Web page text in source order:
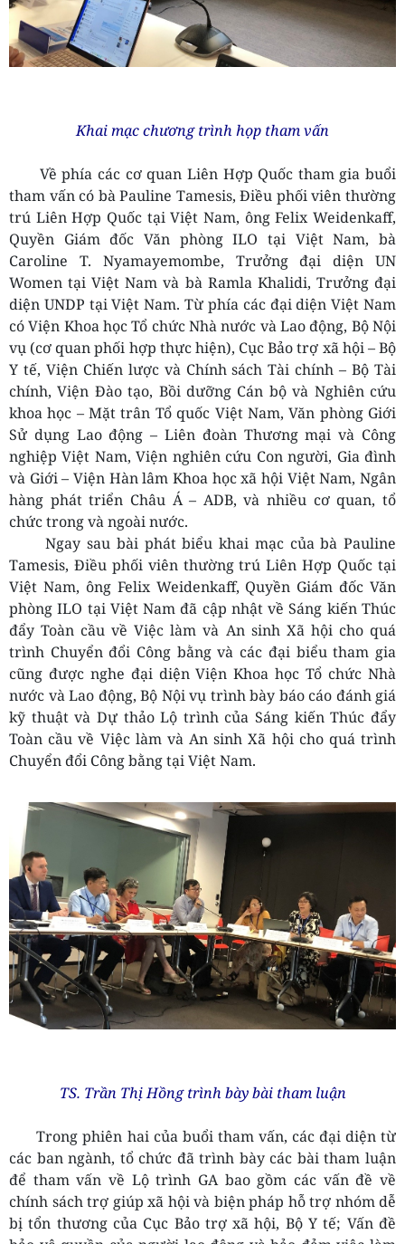
Khai mạc chương trình họp tham vấn
Về phía các cơ quan Liên Hợp Quốc tham gia buổi
tham vấn có bà Pauline Tamesis, Điều phối viên thường
trú Liên Hợp Quốc tại Việt Nam, ông Felix Weidenkaff,
Quyền Giám đốc Văn phòng ILO tại Việt Nam, bà
Caroline T. Nyamayemombe, Trưởng đại diện UN
Women tại Việt Nam và bà Ramla Khalidi, Trưởng đại
diện UNDP tại Việt Nam. Từ phía các đại diện Việt Nam
có Viện Khoa học Tổ chức Nhà nước và Lao động, Bộ Nội
vụ (cơ quan phối hợp thực hiện), Cục Bảo trợ xã hội – Bộ
Y tế, Viện Chiến lược và Chính sách Tài chính – Bộ Tài
chính, Viện Đào tạo, Bồi dưỡng Cán bộ và Nghiên cứu
khoa học – Mặt trân Tổ quốc Việt Nam, Văn phòng Giới
Sử dụng Lao động – Liên đoàn Thương mại và Công
nghiệp Việt Nam, Viện nghiên cứu Con người, Gia đình
và Giới – Viện Hàn lâm Khoa học xã hội Việt Nam, Ngân
hàng phát triển Châu Á – ADB, và nhiều cơ quan, tổ
chức trong và ngoài nước.
Ngay sau bài phát biểu khai mạc của bà Pauline
Tamesis, Điều phối viên thường trú Liên Hợp Quốc tại
Việt Nam, ông Felix Weidenkaff, Quyền Giám đốc Văn
phòng ILO tại Việt Nam đã cập nhật về Sáng kiến Thúc
đẩy Toàn cầu về Việc làm và An sinh Xã hội cho quá
trình Chuyển đổi Công bằng và các đại biểu tham gia
cũng được nghe đại diện Viện Khoa học Tổ chức Nhà
nước và Lao động, Bộ Nội vụ trình bày báo cáo đánh giá
kỹ thuật và Dự thảo Lộ trình của Sáng kiến Thúc đẩy
Toàn cầu về Việc làm và An sinh Xã hội cho quá trình
Chuyển đổi Công bằng tại Việt Nam.
TS. Trần Thị Hồng trình bày bài tham luận
Trong phiên hai của buổi tham vấn, các đại diện từ
các ban ngành, tổ chức đã trình bày các bài tham luận
để tham vấn về Lộ trình GA bao gồm các vấn đề về
chính sách trợ giúp xã hội và biện pháp hỗ trợ nhóm dễ
bị tổn thương của Cục Bảo trợ xã hội, Bộ Y tế; Vấn đề